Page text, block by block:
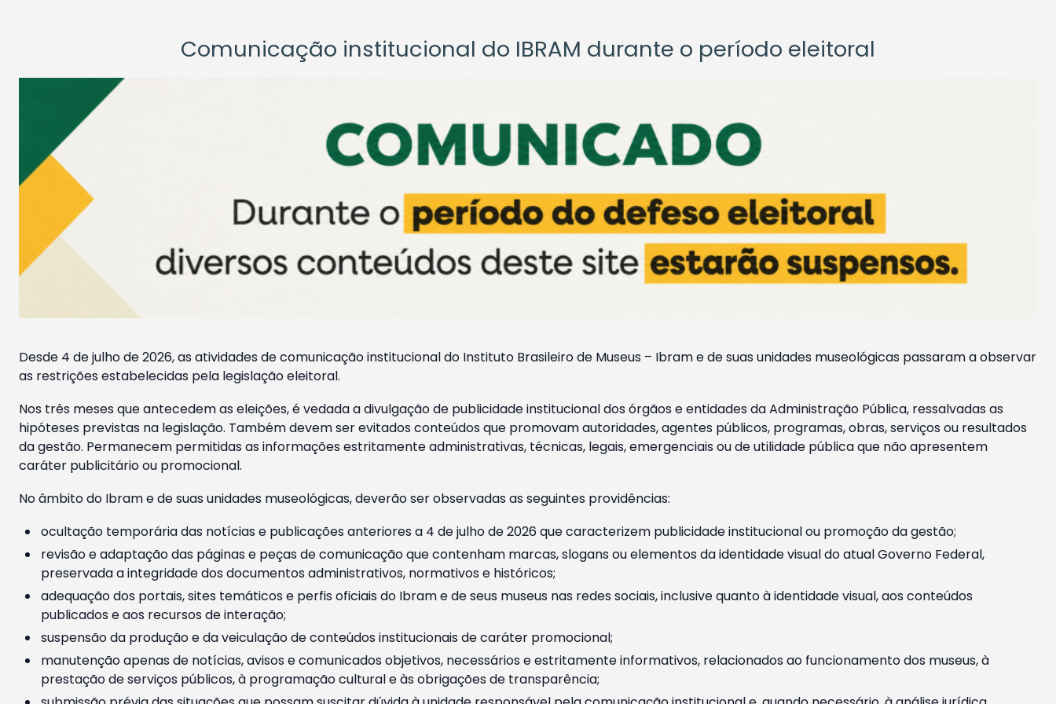
Comunicação institucional do IBRAM durante o período eleitoral
Desde 4 de julho de 2026, as atividades de comunicação institucional do Instituto Brasileiro de Museus – Ibram e de suas unidades museológicas passaram a observar
as restrições estabelecidas pela legislação eleitoral.
Nos três meses que antecedem as eleições, é vedada a divulgação de publicidade institucional dos órgãos e entidades da Administração Pública, ressalvadas as
hipóteses previstas na legislação. Também devem ser evitados conteúdos que promovam autoridades, agentes públicos, programas, obras, serviços ou resultados
da gestão. Permanecem permitidas as informações estritamente administrativas, técnicas, legais, emergenciais ou de utilidade pública que não apresentem
caráter publicitário ou promocional.
No âmbito do Ibram e de suas unidades museológicas, deverão ser observadas as seguintes providências:
ocultação temporária das notícias e publicações anteriores a 4 de julho de 2026 que caracterizem publicidade institucional ou promoção da gestão;
revisão e adaptação das páginas e peças de comunicação que contenham marcas, slogans ou elementos da identidade visual do atual Governo Federal,
preservada a integridade dos documentos administrativos, normativos e históricos;
adequação dos portais, sites temáticos e perfis oficiais do Ibram e de seus museus nas redes sociais, inclusive quanto à identidade visual, aos conteúdos
publicados e aos recursos de interação;
suspensão da produção e da veiculação de conteúdos institucionais de caráter promocional;
manutenção apenas de notícias, avisos e comunicados objetivos, necessários e estritamente informativos, relacionados ao funcionamento dos museus, à
prestação de serviços públicos, à programação cultural e às obrigações de transparência;